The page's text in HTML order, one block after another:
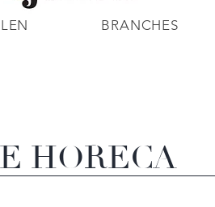
BRANCHES
HORECA